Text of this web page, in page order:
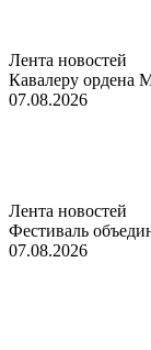
Лента новостей
Кавалеру ордена
07.08.2026
Лента новостей
Фестиваль
07.08.2026